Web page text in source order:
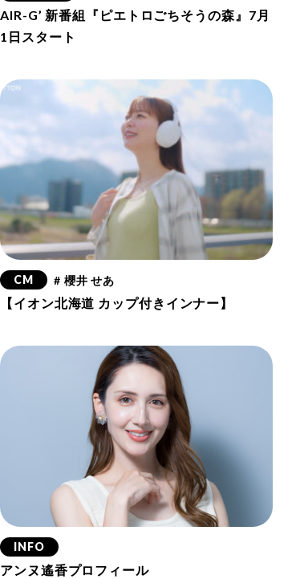
AIR-G’ 新番組『ピエトロごちそうの森』7月
1日スタート
CM # 櫻井 せあ
【イオン北海道 カップ付きインナー】
INFO
アンヌ遙香プロフィール